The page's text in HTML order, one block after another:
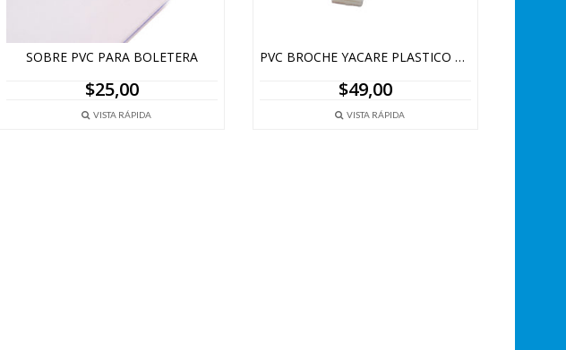
SOBRE PVC PARA BOLETERA
$25,00
VISTA RÁPIDA
PVC BROCHE YACARE PLASTICO X 6 UNIDADES
$49,00
VISTA RÁPIDA